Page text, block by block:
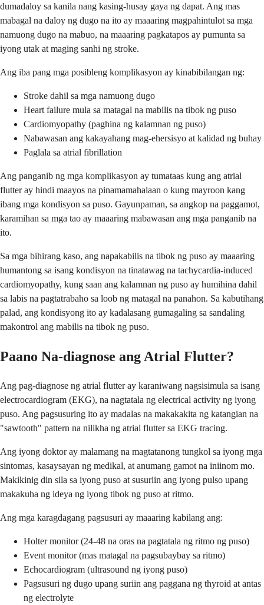
dumadaloy sa kanila nang kasing-husay gaya ng dapat. Ang mas
mabagal na daloy ng dugo na ito ay maaaring magpahintulot sa mga
namuong dugo na mabuo, na maaaring pagkatapos ay pumunta sa
iyong utak at maging sanhi ng stroke.
Ang iba pang mga posibleng komplikasyon ay kinabibilangan ng:
Stroke dahil sa mga namuong dugo
Heart failure mula sa matagal na mabilis na tibok ng puso
Cardiomyopathy (paghina ng kalamnan ng puso)
Nabawasan ang kakayahang mag-ehersisyo at kalidad ng buhay
Paglala sa atrial fibrillation
Ang panganib ng mga komplikasyon ay tumataas kung ang atrial
flutter ay hindi maayos na pinamamahalaan o kung mayroon kang
ibang mga kondisyon sa puso. Gayunpaman, sa angkop na paggamot,
karamihan sa mga tao ay maaaring mabawasan ang mga panganib na
ito.
Sa mga bihirang kaso, ang napakabilis na tibok ng puso ay maaaring
humantong sa isang kondisyon na tinatawag na tachycardia-induced
cardiomyopathy, kung saan ang kalamnan ng puso ay humihina dahil
sa labis na pagtatrabaho sa loob ng matagal na panahon. Sa kabutihang
palad, ang kondisyong ito ay kadalasang gumagaling sa sandaling
makontrol ang mabilis na tibok ng puso.
Paano Na-diagnose ang Atrial Flutter?
Ang pag-diagnose ng atrial flutter ay karaniwang nagsisimula sa isang
electrocardiogram (EKG), na nagtatala ng electrical activity ng iyong
puso. Ang pagsusuring ito ay madalas na makakakita ng katangian na
"sawtooth" pattern na nilikha ng atrial flutter sa EKG tracing.
Ang iyong doktor ay malamang na magtatanong tungkol sa iyong mga
sintomas, kasaysayan ng medikal, at anumang gamot na iniinom mo.
Makikinig din sila sa iyong puso at susuriin ang iyong pulso upang
makakuha ng ideya ng iyong tibok ng puso at ritmo.
Ang mga karagdagang pagsusuri ay maaaring kabilang ang:
Holter monitor (24-48 na oras na pagtatala ng ritmo ng puso)
Event monitor (mas matagal na pagsubaybay sa ritmo)
Echocardiogram (ultrasound ng iyong puso)
Pagsusuri ng dugo upang suriin ang paggana ng thyroid at antas
ng electrolyte